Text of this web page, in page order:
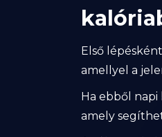
Első
amellyel a
Ha ebből
amely